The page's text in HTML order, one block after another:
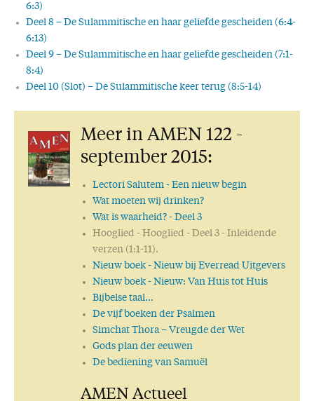
6:3)
Deel 8 – De Sulammitische en haar geliefde gescheiden (6:4-
6:13)
Deel 9 – De Sulammitische en haar geliefde gescheiden (7:1-
8:4)
Deel 10 (Slot) – De Sulammitische keer terug (8:5-14)
Meer in AMEN 122 -
september 2015:
Lectori Salutem- Een nieuw begin
Wat moeten wij drinken?
Wat is waarheid?- Deel 3
Hooglied- Hooglied - Deel 3 - Inleidende
verzen (1:1-11).
Nieuw boek- Nieuw bij Everread Uitgevers
Nieuw boek- Nieuw: Van Huis tot Huis
Bijbelse taal...
De vijf boeken der Psalmen
Simchat Thora – Vreugde der Wet
Gods plan der eeuwen
De bediening van Samuël
AMEN Actueel